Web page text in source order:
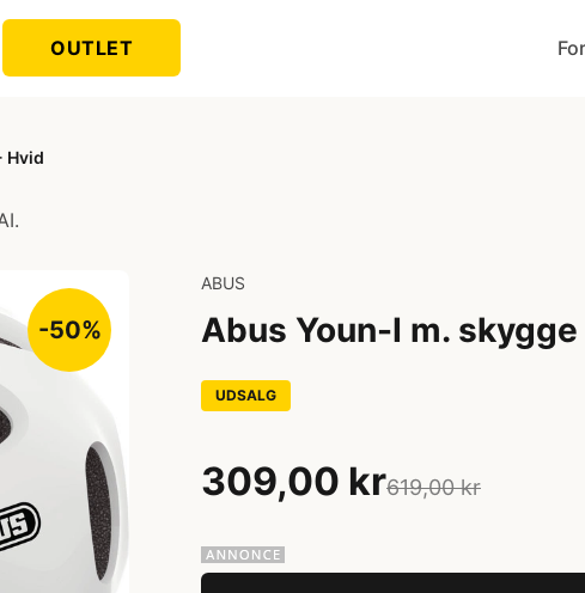
OUTLET
Hvid
-50%
ABUS
Abus Youn-I m.
UDSALG
309,00 kr619,00 kr